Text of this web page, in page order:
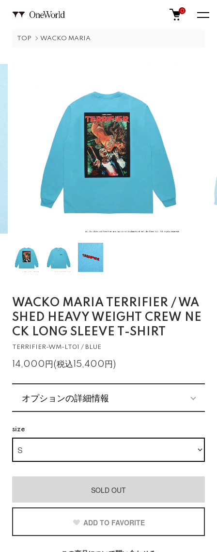
0
TOP WACKO MARIA
WACKO MARIA TERRIFIER / WA
SHED HEAVY WEIGHT CREW NE
CK LONG SLEEVE T-SHIRT
TERRIFIER-WM-LT01 / BLUE
14,000円(税込15,400円)
オプションの詳細情報
size
SOLD OUT
ADD TO FAVORITE